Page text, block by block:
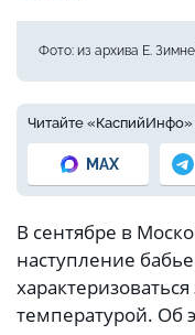
Фото: из архива Е.
Читайте «КаспийИнфо»
MAX
В сентябре в
наступление
температурой. Об